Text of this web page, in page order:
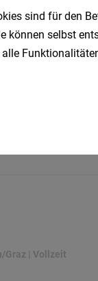
Graz | Vollzeit
sind für den
selbst